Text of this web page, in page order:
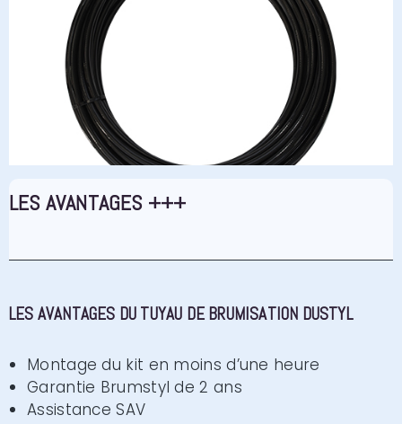
LES AVANTAGES +++
LES AVANTAGES DU TUYAU DE BRUMISATION DUSTYL
Montage du kit en moins d’une heure
Garantie Brumstyl de 2 ans
Assistance SAV